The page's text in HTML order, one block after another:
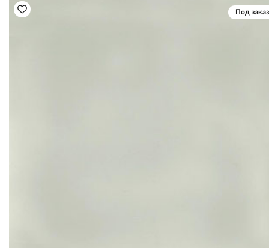
Под заказ